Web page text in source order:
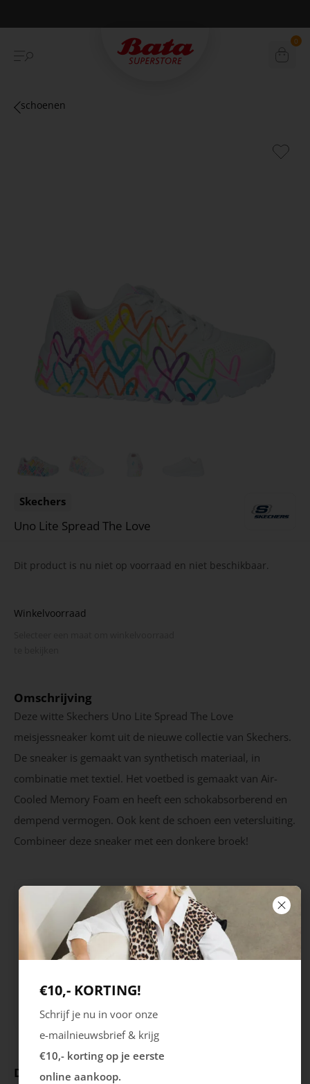
€10,- korting eerste online aankoop 0
schoenen
Skechers
Uno Lite Spread The Love
Dit product is nu niet op voorraad en niet beschikbaar.
Winkelvoorraad
Omschrijving
Deze witte Skechers Uno Lite Spread The Love
meisjessneaker komt uit de nieuwe collectie van Skechers.
De sneaker is gemaakt van synthetisch materiaal, in
combinatie met textiel. Het voetbed is gemaakt van Air-
Cooled Memory Foam en heeft een schokabsorberend en
dempend vermogen. Ook kent de schoen een vetersluiting.
Combineer deze sneaker met een donkere broek!
Eigenschappen
Seizoen
Kleur
Wit
Merk
Deze producten ga je leuk vinden
€10,- KORTING!
Schrijf je nu in voor onze
e-mailnieuwsbrief & krijg
€10,- korting op je eerste
online aankoop.